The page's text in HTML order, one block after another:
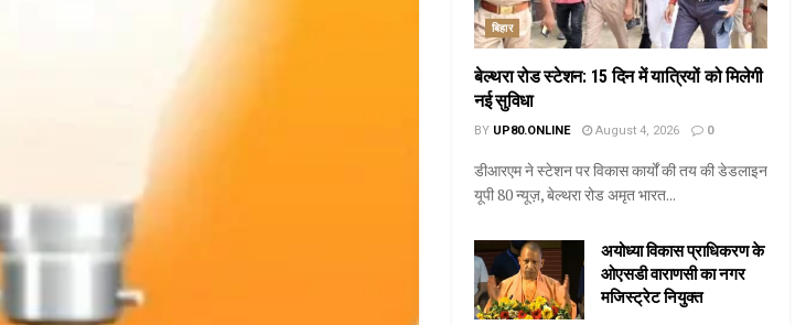
बिहार
बेल्थरा रोड स्टेशन: 15 दिन में यात्रियों को मिलेगी
नई सुविधा
BY UP80.ONLINE August 4, 2026 0
डीआरएम ने स्टेशन पर विकास कार्यों की तय की डेडलाइन
यूपी 80 न्यूज़, बेल्थरा रोड अमृत भारत...
अयोध्या विकास प्राधिकरण के
ओएसडी वाराणसी का नगर
मजिस्ट्रेट नियुक्त